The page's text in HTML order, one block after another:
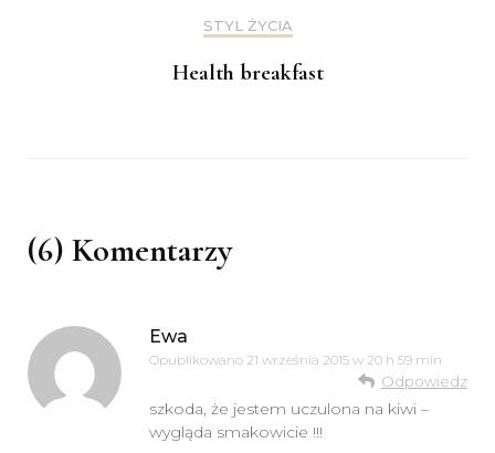
STYL ŻYCIA
Health breakfast
(6) Komentarzy
Ewa
Opublikowano 21 września 2015 w 20 h 59 min
Odpowiedz
szkoda, że jestem uczulona na kiwi –
wygląda smakowicie !!!